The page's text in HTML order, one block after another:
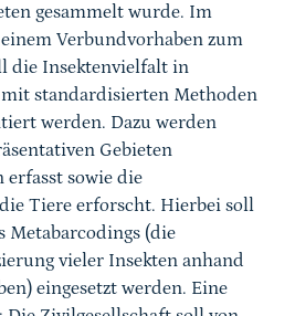
gesammelt wurde. Im
Verbundvorhaben zum
die Insektenvielfalt in
standardisierten Methoden
werden. Dazu werden
Gebieten
sowie die
Tiere erforscht. Hierbei soll
Metabarcodings (die
vieler Insekten anhand
eingesetzt werden. Eine